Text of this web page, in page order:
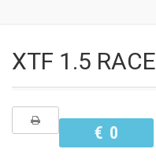
XTF 1.5 RACE
€ 0